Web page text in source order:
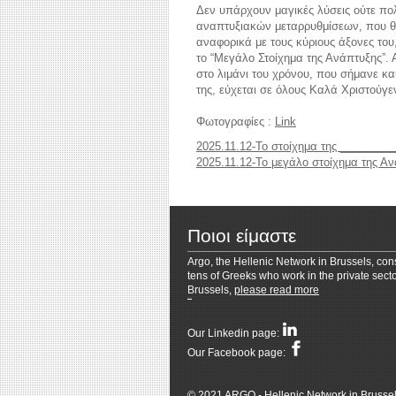
Δεν υπάρχουν μαγικές λύσεις ούτε
αναπτυξιακών μεταρρυθμίσεων, που
αναφορικά με τους κύριους άξονες
το “Μεγάλο Στοίχημα της
στο λιμάνι του χρόνου, που σήμανε
της, εύχεται σε όλους Καλά
Φωτογραφίες : Link
2025.11.12-Το στοίχημα της
2025.11.12-Το μεγάλο στοίχημα της
Ποιοι είμαστε
Argo, the Hellenic Network in Brussels,
tens of Greeks who work in the private
Brussels, please read more
Our Linkedin page:
Our Facebook page:
reddit videos download coloring pages for